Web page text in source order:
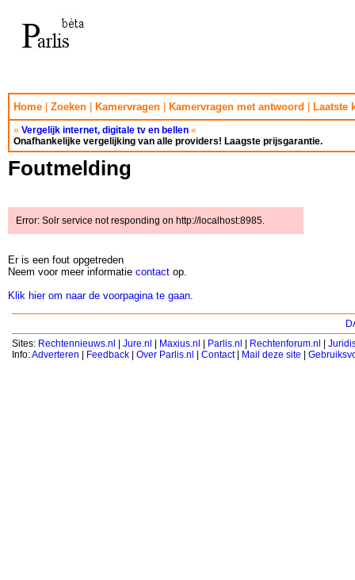
Home Zoeken Kamervragen Kamervragen met antwoord Laatste
» Vergelijk internet, digitale tv en bellen «
Onafhankelijke vergelijking van alle providers! Laagste prijsgarantie.
Foutmelding
Error: Solr service not responding on http://localhost:8985.
Er is een fout opgetreden
Neem voor meer informatie contact op.
Klik hier om naar de voorpagina te gaan
Sites: Rechtennieuws.nl | Jure.nl | Maxius.nl | Parlis.nl | Rechtenforum.nl |
Info:Adverteren | Feedback | Over Parlis.nl | Contact| Mail deze site |